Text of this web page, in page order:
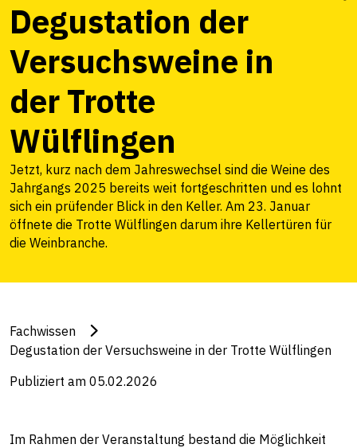
Degustation der
Versuchsweine in
der Trotte
Wülflingen
Jetzt, kurz nach dem Jahreswechsel sind die Weine des
Jahrgangs 2025 bereits weit fortgeschritten und es lohnt
sich ein prüfender Blick in den Keller. Am 23. Januar
öffnete die Trotte Wülflingen darum ihre Kellertüren für
die Weinbranche.
Fachwissen
Degustation der Versuchsweine in der Trotte Wülflingen
Publiziert am 05.02.2026
Im Rahmen der Veranstaltung bestand die Möglichkeit